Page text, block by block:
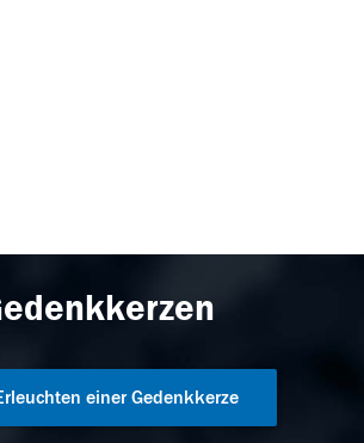
einer Gedenkkerze